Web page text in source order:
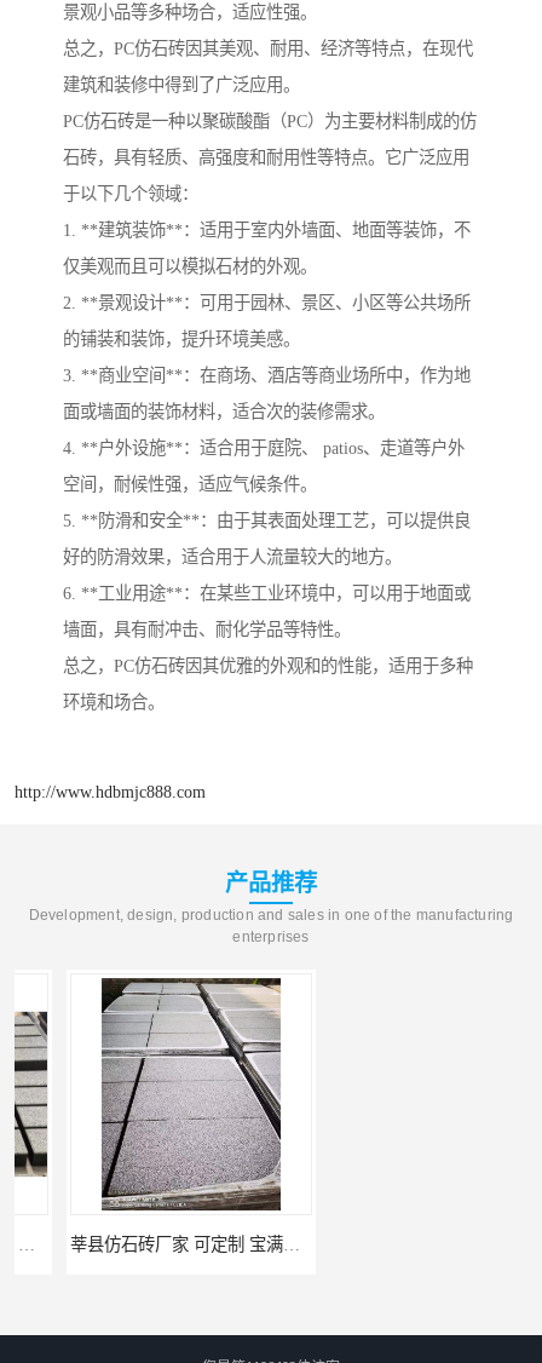
景观小品等多种场合，适应性强。
总之，PC仿石砖因其美观、耐用、经济等特点，在现代
建筑和装修中得到了广泛应用。
PC仿石砖是一种以聚碳酸酯（PC）为主要材料制成的仿
石砖，具有轻质、高强度和耐用性等特点。它广泛应用
于以下几个领域：
1. **建筑装饰**：适用于室内外墙面、地面等装饰，不
仅美观而且可以模拟石材的外观。
2. **景观设计**：可用于园林、景区、小区等公共场所
的铺装和装饰，提升环境美感。
3. **商业空间**：在商场、酒店等商业场所中，作为地
面或墙面的装饰材料，适合次的装修需求。
4. **户外设施**：适合用于庭院、 patios、走道等户外
空间，耐候性强，适应气候条件。
5. **防滑和安全**：由于其表面处理工艺，可以提供良
好的防滑效果，适合用于人流量较大的地方。
6. **工业用途**：在某些工业环境中，可以用于地面或
墙面，具有耐冲击、耐化学品等特性。
总之，PC仿石砖因其优雅的外观和的性能，适用于多种
环境和场合。
http://www.hdbmjc888.com
产品推荐
Development, design, production and sales in one of the manufacturing
enterprises
莘县仿石砖厂家 可定制 宝满建材